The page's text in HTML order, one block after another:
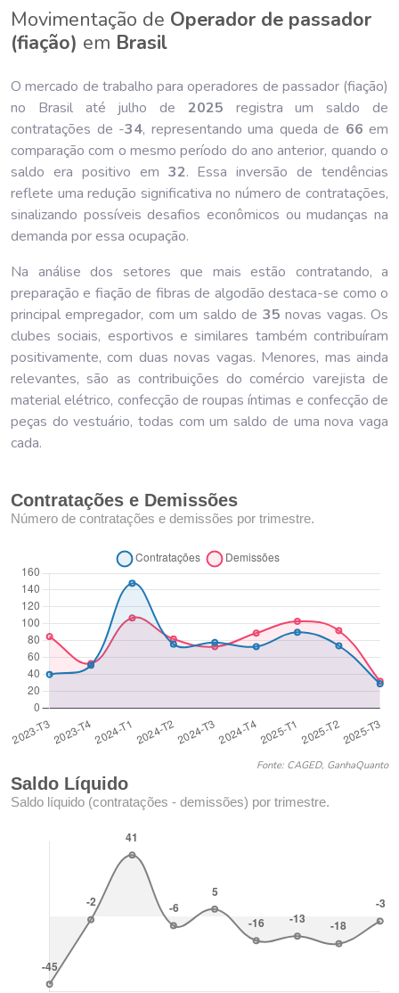
Movimentação de Operador de passador
(fiação) em Brasil
O mercado de trabalho para operadores de passador (fiação)
no Brasil até julho de 2025 registra um saldo de
contratações de -34, representando uma queda de 66 em
comparação com o mesmo período do ano anterior, quando o
saldo era positivo em 32. Essa inversão de tendências
reflete uma redução significativa no número de contratações,
sinalizando possíveis desafios econômicos ou mudanças na
demanda por essa ocupação.
Na análise dos setores que mais estão contratando, a
preparação e fiação de fibras de algodão destaca-se como o
principal empregador, com um saldo de 35 novas vagas. Os
clubes sociais, esportivos e similares também contribuíram
positivamente, com duas novas vagas. Menores, mas ainda
relevantes, são as contribuições do comércio varejista de
material elétrico, confecção de roupas íntimas e confecção de
peças do vestuário, todas com um saldo de uma nova vaga
cada.
Contratações e Demissões
Número de contratações e demissões por trimestre.
Fonte: CAGED, GanhaQuanto
Saldo Líquido
Saldo líquido (contratações - demissões) por trimestre.